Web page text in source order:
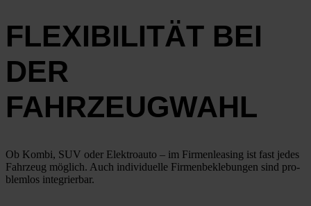
FLEXIBILITÄT BEI
DER
FAHRZEUGWAHL
Ob Kom­bi, SUV oder Elek­tro­au­to – im Fir­men­lea­sing ist fast jedes
Fahr­zeug mög­lich. Auch indi­vi­du­el­le Fir­men­be­kle­bun­gen sind pro­
blem­los inte­grier­bar.